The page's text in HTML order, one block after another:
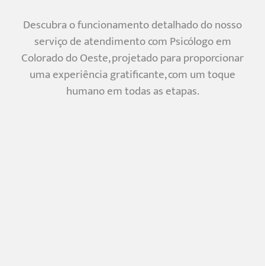
Descubra o funcionamento detalhado do nosso
serviço de atendimento com Psicólogo em
Colorado do Oeste, projetado para proporcionar
uma experiência gratificante, com um toque
humano em todas as etapas.